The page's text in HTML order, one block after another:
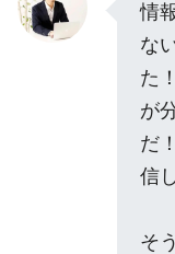
情
な
た
が
だ
信
そ